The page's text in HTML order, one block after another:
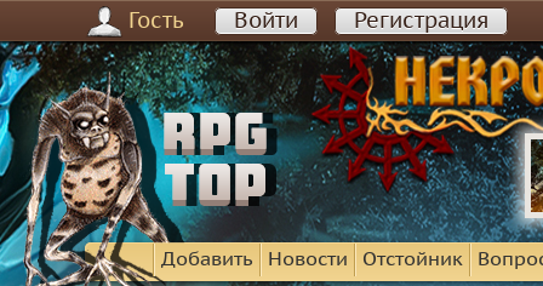
Гость Войти Регистрация
Добавить Новости Отстойник